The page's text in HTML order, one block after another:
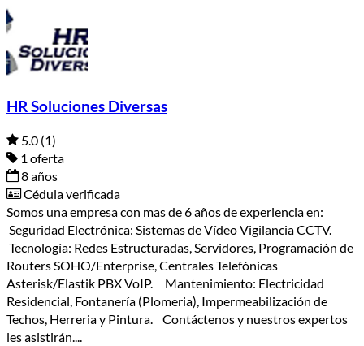
HR Soluciones Diversas
5.0 (1)
1 oferta
8 años
Cédula verificada
Somos una empresa con mas de 6 años de experiencia en:
Seguridad Electrónica: Sistemas de Vídeo Vigilancia CCTV.
Tecnología: Redes Estructuradas, Servidores, Programación de
Routers SOHO/Enterprise, Centrales Telefónicas
Asterisk/Elastik PBX VoIP. Mantenimiento: Electricidad
Residencial, Fontanería (Plomeria), Impermeabilización de
Techos, Herreria y Pintura. Contáctenos y nuestros expertos
les asistirán....